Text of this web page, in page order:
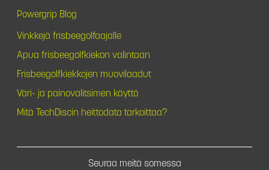
Powergrip Blog
Vinkkejä frisbeegolfaajalle
Apua frisbeegolfkiekon valintaan
Frisbeegolfkiekkojen muovilaadut
Väri- ja painovalitsimen käyttö
Mitä TechDiscin heittodata tarkoittaa?
Seuraa meitä somessa